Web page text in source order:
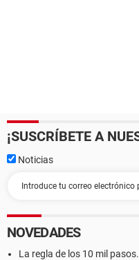
¡SUSCRÍBETE A
Noticias
NOVEDADES
La regla de los 10 mil